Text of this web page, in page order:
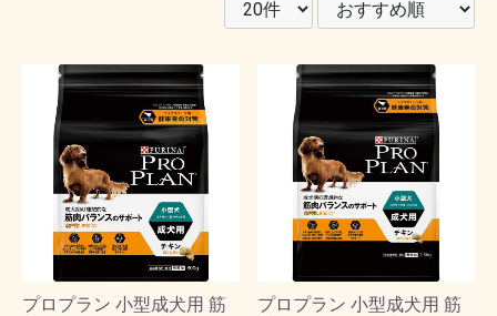
プロプラン 小型成犬用 筋
プロプラン 小型成犬用 筋